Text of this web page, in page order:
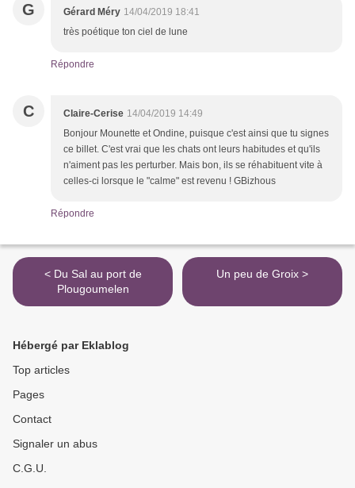
G Gérard Méry 14/04/2019 18:41
très poétique ton ciel de lune
Répondre
C Claire-Cerise 14/04/2019 14:49
Bonjour Mounette et Ondine, puisque c'est ainsi que tu signes
ce billet. C'est vrai que les chats ont leurs habitudes et qu'ils
n'aiment pas les perturber. Mais bon, ils se réhabituent vite à
celles-ci lorsque le "calme" est revenu ! GBizhous
Répondre
< Du Sal au port de
Plougoumelen
Un peu de Groix >
Hébergé par Eklablog
Top articles
Pages
Contact
Signaler un abus
C.G.U.